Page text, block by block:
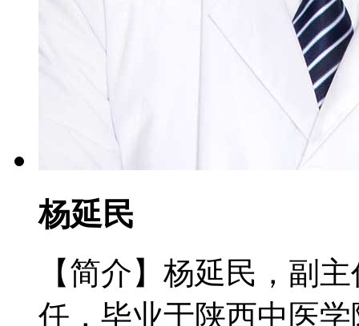
杨延民
【简介】杨延民，副
任，毕业于陕西中医